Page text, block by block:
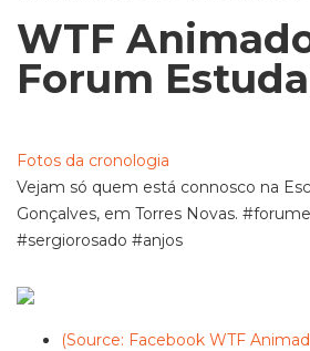
WTF
Forum
Fotos da cronologia
Vejam só quem está connosco na
Gonçalves, em Torres Novas.
#sergiorosado #anjos
(Source: Facebook WTF